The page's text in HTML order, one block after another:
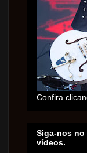
Confira
Siga-nos no
vídeos.